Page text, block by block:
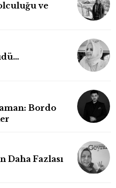
ve
Bordo
Daha Fazlası